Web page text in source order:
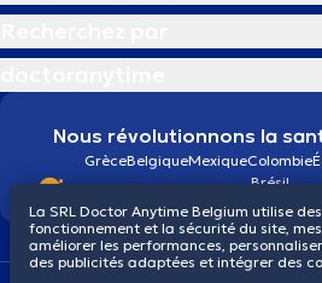
Nous révolutionnons la
GrèceBelgiqueMexiqueColombie
Brésil
La SRL Doctor Anytime Belgium utilise
fonctionnement et la sécurité du site,
améliorer les performances,
des publicités adaptées et intégrer des